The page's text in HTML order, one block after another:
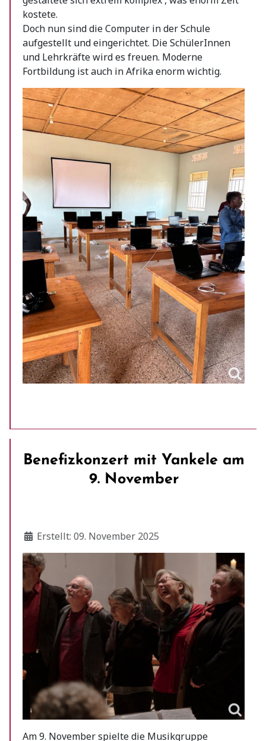
kostete.
Doch nun sind die Computer in der Schule
aufgestellt und eingerichtet. Die SchülerInnen
und Lehrkräfte wird es freuen. Moderne
Fortbildung ist auch in Afrika enorm wichtig.
Benefizkonzert mit Yankele am
9. November
Details
Erstellt: 09. November 2025
Am 9. November spielte die Musikgruppe